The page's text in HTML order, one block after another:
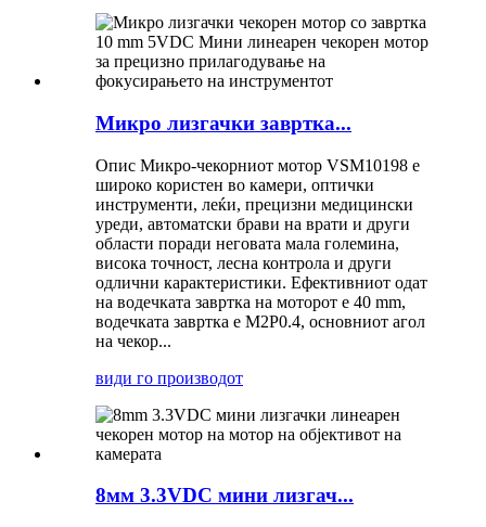
Микро лизгачки завртка...
Опис Микро-чекорниот мотор VSM10198 е
широко користен во камери, оптички
инструменти, леќи, прецизни медицински
уреди, автоматски брави на врати и други
области поради неговата мала големина,
висока точност, лесна контрола и други
одлични карактеристики. Ефективниот одат
на водечката завртка на моторот е 40 mm,
водечката завртка е M2P0.4, основниот агол
на чекор...
види го производот
8мм 3.3VDC мини лизгач...